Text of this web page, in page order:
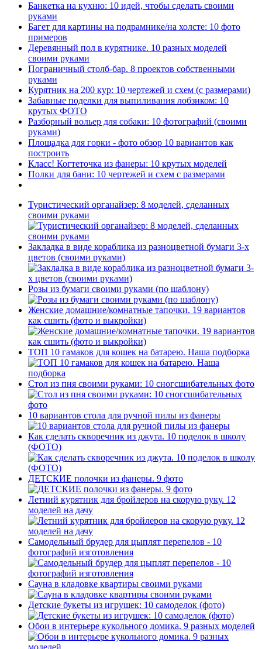
Банкетка на кухню: 10 идей, чтобы сделать своими
руками
Багет для картины на подрамнике/на холсте: 10 фото
примеров
Деревянный пол в курятнике. 10 разных моделей
своими руками
Пограничный столб-бар. 8 проектов собственными
руками
Курятник на 200 кур: 10 чертежей и схем (с размерами)
Забавные поделки для выпиливания лобзиком: 10
крутых ФОТО
Разборный вольер для собаки: 10 фотографий (своими
руками)
Площадка для горки - фото обзор 10 вариантов как
построить
Класс! Когтеточка из фанеры: 10 крутых моделей
Полки для бани: 10 чертежей и схем с размерами
Туристический органайзер: 8 моделей, сделанных
своими руками
Закладка в виде кораблика из разноцветной бумаги 3-х
цветов (своими руками)
Розы из бумаги своими руками (по шаблону)
Женские домашние/комнатные тапочки. 19 вариантов
как сшить (фото и выкройки)
ТОП 10 гамаков для кошек на батарею. Наша подборка
Стол из пня своими руками: 10 сногсшибательных фото
10 вариантов стола для ручной пилы из фанеры
Как сделать скворечник из джута. 10 поделок в школу
(ФОТО)
ДЕТСКИЕ полочки из фанеры. 9 фото
Летний курятник для бройлеров на скорую руку. 12
моделей на дачу
Самодельный брудер для цыплят перепелов - 10
фотографий изготовления
Сауна в кладовке квартиры своими руками
Детские букеты из игрушек: 10 самоделок (фото)
Обои в интерьере кукольного домика. 9 разных моделей